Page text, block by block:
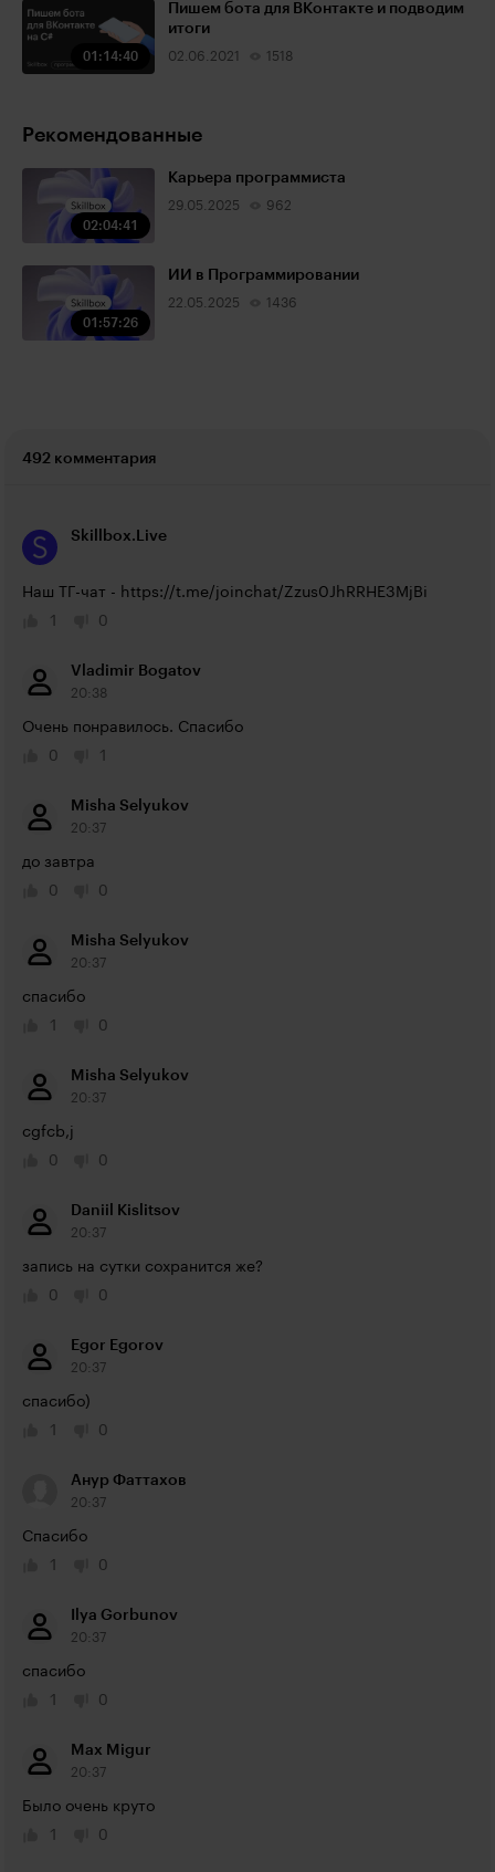
01:14:40
Пишем бота для ВКонтакте и подводим
итоги
02.06.2021 1518
Рекомендованные
02:04:41
Карьера программиста
29.05.2025 962
01:57:26
ИИ в Программировании
22.05.2025 1436
492 комментария
Skillbox.Live
Наш ТГ-чат - https://t.me/joinchat/Zzus0JhRRHE3MjBi
1
0
Vladimir Bogatov
20:38
Очень понравилось. Спасибо
0
1
Misha Selyukov
20:37
до завтра
0
0
Misha Selyukov
20:37
спасибо
1
0
Misha Selyukov
20:37
cgfcb,j
0
0
Daniil Kislitsov
20:37
запись на сутки сохранится же?
0
0
Egor Egorov
20:37
спасибо)
1
0
Анур Фаттахов
20:37
Спасибо
1
0
Ilya Gorbunov
20:37
спасибо
1
0
Max Migur
20:37
Было очень круто
1
0